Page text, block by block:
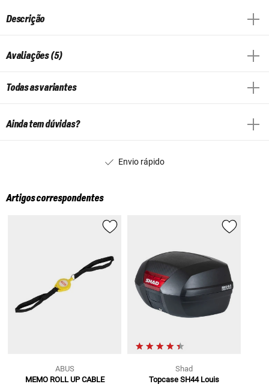
Descrição
Avaliações (5)
Todas as variantes
Ainda tem dúvidas?
Envio rápido
Artigos correspondentes
ABUS
MEMO ROLL UP CABLE
Shad
Topcase SH44 Louis